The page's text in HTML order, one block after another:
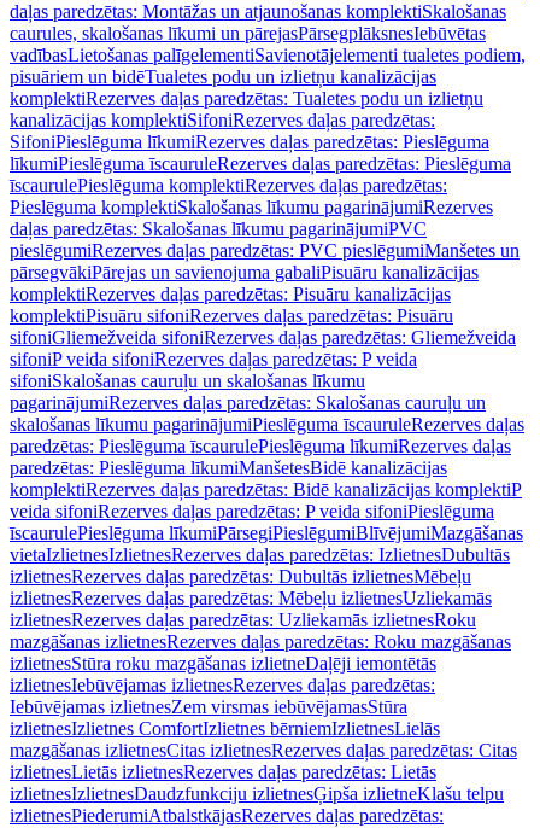
daļas paredzētas: Montāžas un atjaunošanas komplektiSkalošanas
caurules, skalošanas līkumi un pārejasPārsegplāksnesIebūvētas
vadībasLietošanas palīgelementiSavienotājelementi tualetes podiem,
pisuāriem un bidēTualetes podu un izlietņu kanalizācijas
komplektiRezerves daļas paredzētas: Tualetes podu un izlietņu
kanalizācijas komplektiSifoniRezerves daļas paredzētas:
SifoniPieslēguma līkumiRezerves daļas paredzētas: Pieslēguma
līkumiPieslēguma īscauruleRezerves daļas paredzētas: Pieslēguma
īscaurulePieslēguma komplektiRezerves daļas paredzētas:
Pieslēguma komplektiSkalošanas līkumu pagarinājumiRezerves
daļas paredzētas: Skalošanas līkumu pagarinājumiPVC
pieslēgumiRezerves daļas paredzētas: PVC pieslēgumiManšetes un
pārsegvākiPārejas un savienojuma gabaliPisuāru kanalizācijas
komplektiRezerves daļas paredzētas: Pisuāru kanalizācijas
komplektiPisuāru sifoniRezerves daļas paredzētas: Pisuāru
sifoniGliemežveida sifoniRezerves daļas paredzētas: Gliemežveida
sifoniP veida sifoniRezerves daļas paredzētas: P veida
sifoniSkalošanas cauruļu un skalošanas līkumu
pagarinājumiRezerves daļas paredzētas: Skalošanas cauruļu un
skalošanas līkumu pagarinājumiPieslēguma īscauruleRezerves daļas
paredzētas: Pieslēguma īscaurulePieslēguma līkumiRezerves daļas
paredzētas: Pieslēguma līkumiManšetesBidē kanalizācijas
komplektiRezerves daļas paredzētas: Bidē kanalizācijas komplektiP
veida sifoniRezerves daļas paredzētas: P veida sifoniPieslēguma
īscaurulePieslēguma līkumiPārsegiPieslēgumiBlīvējumiMazgāšanas
vietaIzlietnesIzlietnesRezerves daļas paredzētas: IzlietnesDubultās
izlietnesRezerves daļas paredzētas: Dubultās izlietnesMēbeļu
izlietnesRezerves daļas paredzētas: Mēbeļu izlietnesUzliekamās
izlietnesRezerves daļas paredzētas: Uzliekamās izlietnesRoku
mazgāšanas izlietnesRezerves daļas paredzētas: Roku mazgāšanas
izlietnesStūra roku mazgāšanas izlietneDaļēji iemontētās
izlietnesIebūvējamas izlietnesRezerves daļas paredzētas:
Iebūvējamas izlietnesZem virsmas iebūvējamasStūra
izlietnesIzlietnes ComfortIzlietnes bērniemIzlietnesLielās
mazgāšanas izlietnesCitas izlietnesRezerves daļas paredzētas: Citas
izlietnesLietās izlietnesRezerves daļas paredzētas: Lietās
izlietnesIzlietnesDaudzfunkciju izlietnesĢipša izlietneKlašu telpu
izlietnesPiederumiAtbalstkājasRezerves daļas paredzētas: